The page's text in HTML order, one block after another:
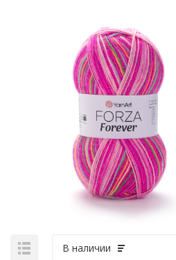
В наличии